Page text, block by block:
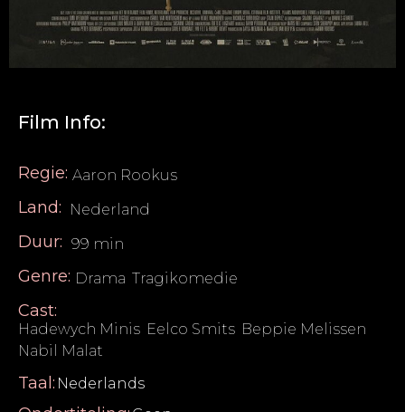
Film Info:
Regie: Aaron Rookus
Land: Nederland
Duur: 99 min
Genre: Drama Tragikomedie
Cast:
Hadewych Minis Eelco Smits Beppie Melissen
Nabil Malat
Taal: Nederlands